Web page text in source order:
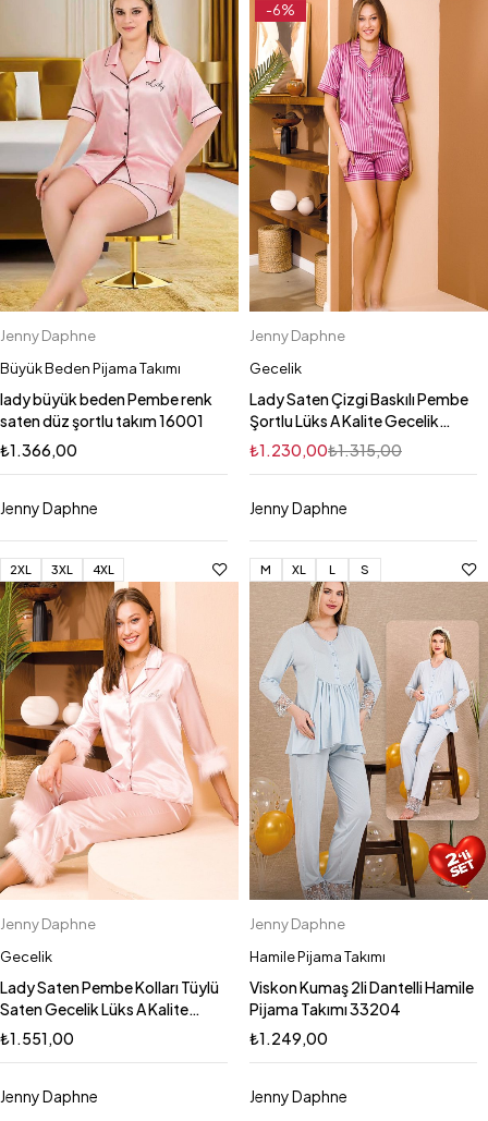
Jenny Daphne
Büyük Beden Pijama Takımı
lady büyük beden Pembe renk
saten düz şortlu takım 16001
₺1.366,00
Jenny Daphne
2XL 3XL 4XL
-6%
Jenny Daphne
Gecelik
Lady Saten Çizgi Baskılı Pembe
Şortlu Lüks A Kalite Gecelik
Takımı LADY-15003
₺1.315,00
₺1.230,00
Jenny Daphne
M XL L S
Jenny Daphne
Gecelik
Lady Saten Pembe Kolları Tüylü
Saten Gecelik Lüks A Kalite
Tüylü Gecelik Pijama LADY-
₺1.551,00
Jenny Daphne
Jenny Daphne
Hamile Pijama Takımı
Viskon Kumaş 2li Dantelli Hamile
Pijama Takımı 33204
₺1.249,00
Jenny Daphne